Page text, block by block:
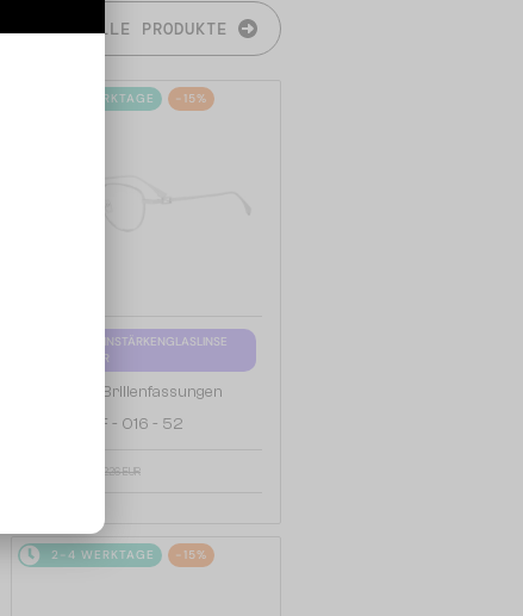
ALLE PRODUKTE
2-4 WERKTAGE -15%
MIT EINER EINSTÄRKENGLASLINSE
PLUS 65 EUR
Brillenfassungen
FE50109F - 016 - 52
226 EUR
2-4 WERKTAGE -15%